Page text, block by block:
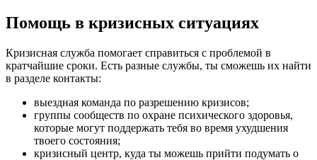
Помощь в кризисных ситуациях
Кризисная служба помогает справиться с проблемой в
кратчайшие сроки. Есть разные службы, ты сможешь их найти
в разделе контакты:
выездная команда по разрешению кризисов;
группы сообществ по охране психического здоровья,
которые могут поддержать тебя во время ухудшения
твоего состояния;
кризисный центр, куда ты можешь прийти подумать о